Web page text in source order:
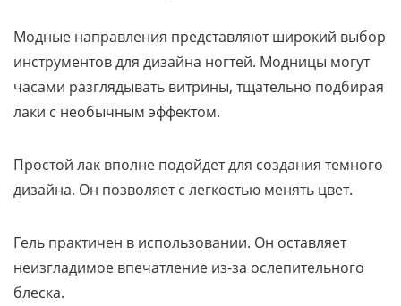
Модные направления представляют широкий выбор
инструментов для дизайна ногтей. Модницы могут
часами разглядывать витрины, тщательно подбирая
лаки с необычным эффектом.
Простой лак вполне подойдет для создания темного
дизайна. Он позволяет с легкостью менять цвет.
Гель практичен в использовании. Он оставляет
неизгладимое впечатление из-за ослепительного
блеска.